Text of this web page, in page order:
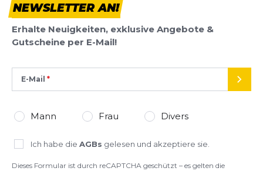
NEWSLETTER AN!
Erhalte Neuigkeiten, exklusive Angebote &
Gutscheine per E-Mail!
E-Mail
Mann Frau Divers
Ich habe die AGBs gelesen und akzeptiere sie.
Dieses Formular ist durch reCAPTCHA geschützt – es gelten die